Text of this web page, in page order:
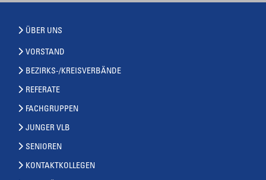
ÜBER UNS
VORSTAND
BEZIRKS-/KREISVERBÄNDE
REFERATE
FACHGRUPPEN
JUNGER VLB
SENIOREN
KONTAKTKOLLEGEN